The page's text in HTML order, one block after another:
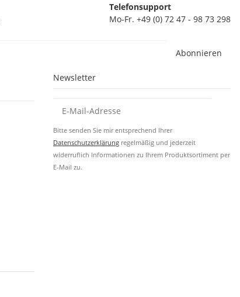
Telefonsupport
Mo-Fr. +49 (0) 72 47 - 98 73 298
Abonnieren
Newsletter
Bitte senden Sie mir entsprechend Ihrer
Datenschutzerklärung regelmäßig und jederzeit
widerruflich Informationen zu Ihrem Produktsortiment per
E-Mail zu.